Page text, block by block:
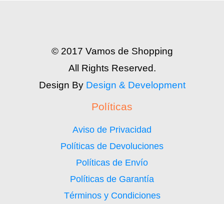
© 2017 Vamos de Shopping
All Rights Reserved.
Design By Design & Development
Políticas
Aviso de Privacidad
Políticas de Devoluciones
Políticas de Envío
Políticas de Garantía
Términos y Condiciones